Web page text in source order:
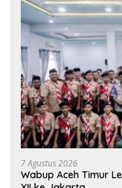
7 Agustus 2026
Wabup Aceh Timur